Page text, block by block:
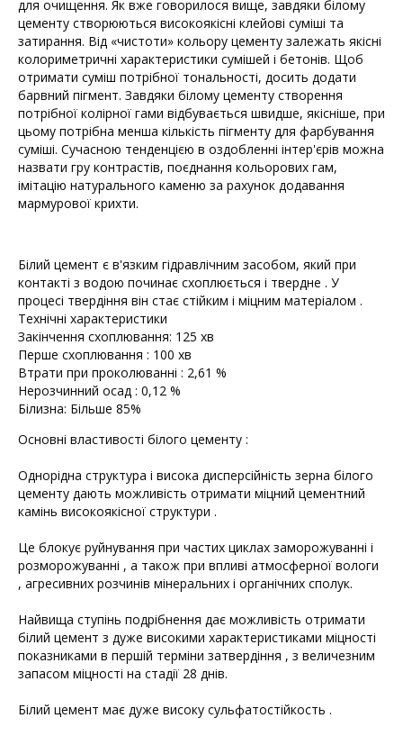
для очищення. Як вже говорилося вище, завдяки білому
цементу створюються високоякісні клейові суміші та
затирання. Від «чистоти» кольору цементу залежать якісні
колориметричні характеристики сумішей і бетонів. Щоб
отримати суміш потрібної тональності, досить додати
барвний пігмент. Завдяки білому цементу створення
потрібної колірної гами відбувається швидше, якісніше, при
цьому потрібна менша кількість пігменту для фарбування
суміші. Сучасною тенденцією в оздобленні інтер'єрів можна
назвати гру контрастів, поєднання кольорових гам,
імітацію натурального каменю за рахунок додавання
мармурової крихти.
Білий цемент є в'язким гідравлічним засобом, який при
контакті з водою починає схоплюється і твердне . У
процесі твердіння він стає стійким і міцним матеріалом .
Технічні характеристики
Закінчення схоплювання: 125 хв
Перше схоплювання : 100 хв
Втрати при проколюванні : 2,61 %
Нерозчинний осад : 0,12 %
Білизна: Більше 85%
Основні властивості білого цементу :
Однорідна структура і висока дисперсійність зерна білого
цементу дають можливість отримати міцний цементний
камінь високоякісної структури .
Це блокує руйнування при частих циклах заморожуванні і
розморожуванні , а також при впливі атмосферної вологи
, агресивних розчинів мінеральних і органічних сполук.
Найвища ступінь подрібнення дає можливість отримати
білий цемент з дуже високими характеристиками міцності
показниками в першій терміни затвердіння , з величезним
запасом міцності на стадії 28 днів.
Білий цемент має дуже високу сульфатостійкость .